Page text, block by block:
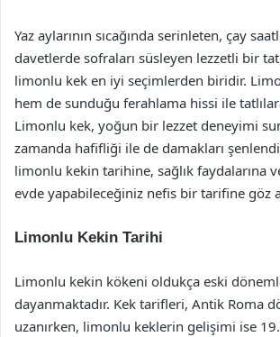
Yaz aylarının sıcağında serinleten, çay
davetlerde sofraları süsleyen lezzetli bir
limonlu kek en iyi seçimlerden biridir.
hem de sunduğu ferahlama hissi ile
Limonlu kek, yoğun bir lezzet deneyimi
zamanda hafifliği ile de damakları
limonlu kekin tarihine, sağlık faydalarına
evde yapabileceğiniz nefis bir tarifine göz
Limonlu Kekin Tarihi
Limonlu kekin kökeni oldukça eski
dayanmaktadır. Kek tarifleri, Antik Roma
uzanırken, limonlu keklerin gelişimi ise